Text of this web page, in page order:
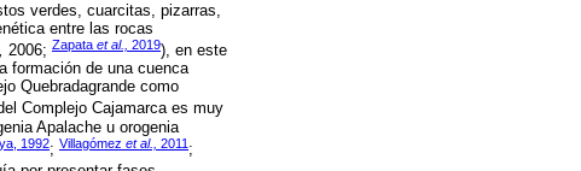
verdes, cuarcitas, pizarras,
entre las rocas
, 2006; Zapata et al., 2019), en este
formación de una cuenca
Quebradagrande como
Complejo Cajamarca es muy
Apalache u orogenia
1992; Villagómez et al., 2011 ;